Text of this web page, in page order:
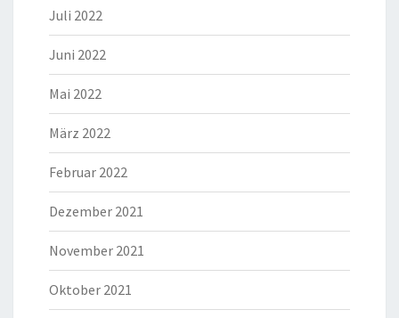
Juli 2022
Juni 2022
Mai 2022
März 2022
Februar 2022
Dezember 2021
November 2021
Oktober 2021